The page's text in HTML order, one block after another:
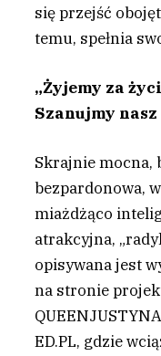
się przejść
temu, spełnia
„Żyjemy za
Szanujmy
Skrajnie mocna,
bezpardonowa,
miażdżąco
atrakcyjna,
opisywana jest
na stronie
ED.PL, gdzie